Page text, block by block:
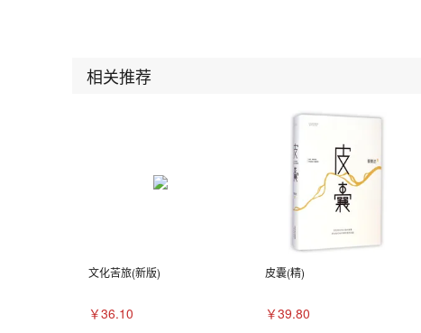
相关推荐
文化苦旅(新版)
￥36.10
皮囊(精)
￥39.80